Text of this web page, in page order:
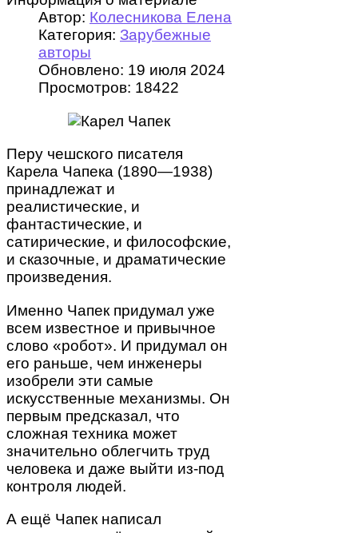
Автор: Колесникова Елена
Категория: Зарубежные
авторы
Обновлено: 19 июля 2024
Просмотров: 18422
Перу чешского писателя
Карела Чапека (1890—1938)
принадлежат и
реалистические, и
фантастические, и
сатирические, и философские,
и сказочные, и драматические
произведения.
Именно Чапек придумал уже
всем известное и привычное
слово «робот». И придумал он
его раньше, чем инженеры
изобрели эти самые
искусственные механизмы. Он
первым предсказал, что
сложная техника может
значительно облегчить труд
человека и даже выйти из-под
контроля людей.
А ещё Чапек написал